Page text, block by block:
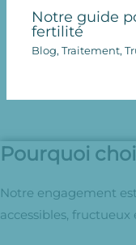
Notre guide
fertilité
Blog,Traitement,
Pourquoi
Notre engagement
accessibles,